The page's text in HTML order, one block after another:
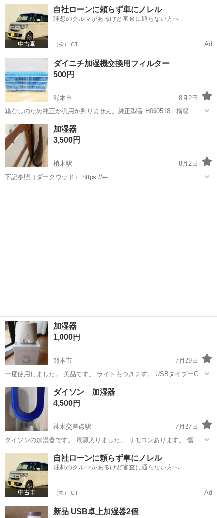
熊本 菊池郡 光の森駅 季節、空調家電
アイリスオーヤマ
自社ローンに頼らず車にノレル
理想のクルマがあるけど審査に通らない方へ
（株）ICT Ad
ダイニチ加湿機交換用フィルター
500円
熊本市
8月2日
箱なしのため純正か汎用か判りません。純正型番 H060518 横幅
230mm、高さ105mm、厚さ65mm。お渡し後のキャンセルやクレーム
はお断りします。
熊本 熊本市 季節、空調家電
加湿器
3,500円
植木駅
8月2日
下記参照（ダークウッド） https://e-
doshisha.com/lineup/humidifier_dkhy-3511.html
加湿器
1,000円
熊本市
7月29日
一度使用しました。 美品です。 ライトもつきます。 USBタイプーC
熊本 熊本市 季節、空調家電
ダイソン 加湿器
4,500円
神水交差点駅
7月27日
ダイソンの加湿器です。 電源入りました。 リモコンあります。 傷、
カルキの白っぽい跡？あります。 写真でご確認の上、ご検討よろしく
お願いいたします。 dyson 製造番号 NR2-JP-GMA2642A ダイソン
MFO1...
熊本 熊本市 神水交差点駅 季節、空調家電
自社ローンに頼らず車にノレル
理想のクルマがあるけど審査に通らない方へ
（株）ICT Ad
新品 USB卓上加湿器2個